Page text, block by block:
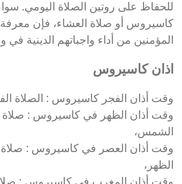
للحفاظ على روتين الصلاة اليومي.
كاسيروس أو صلاة العشاء، فإن معرفة
المؤمنين من أداء واجباتهم الدينية في
اذان كاسيروس
وقت أذان الفجر كاسيروس : الصلاة
وقت أذان الظهر في كاسيروس : صلاة
الشمس،
وقت أذان العصر في كاسيروس : صلاة
الظهر،
وقت أذان المغرب في كاسيروس : صلاة